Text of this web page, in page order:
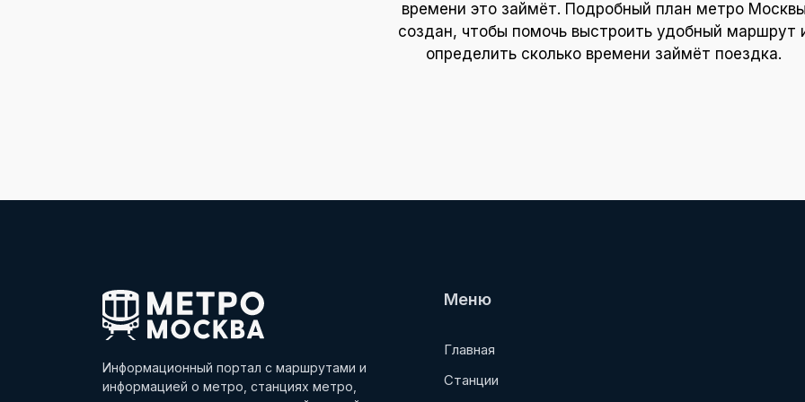
времени это займёт. Подробный план метро
создан, чтобы помочь выстроить удобный маршрут
определить сколько времени займёт поездка.
Информационный портал с маршрутами и
информацией о метро, станциях метро,
Меню
Главная
Станции